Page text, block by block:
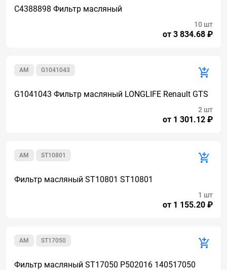
C4388898 Фильтр масляный
от 3 834.68 ₽
10 шт
G1041043
AM
G1041043 Фильтр масляный LONGLIFE Renault GTS
от 1 301.12 ₽
2 шт
ST10801
AM
Фильтр масляный ST10801 ST10801
от 1 155.20 ₽
1 шт
ST17050
AM
Фильтр масляный ST17050 P502016 140517050